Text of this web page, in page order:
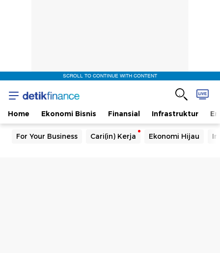
SCROLL TO CONTINUE WITH CONTENT
Home Ekonomi Bisnis Finansial Infrastruktur
For Your Business Cari(in) Kerja Ekonomi Hijau